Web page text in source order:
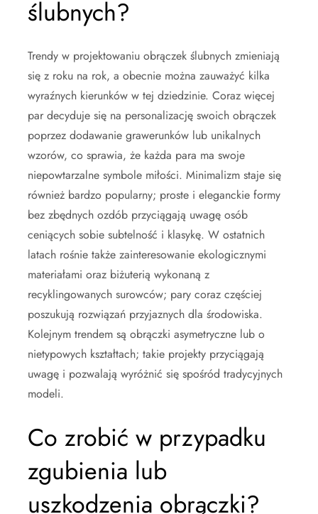
ślubnych?
Trendy w projektowaniu obrączek ślubnych zmieniają
się z roku na rok, a obecnie można zauważyć kilka
wyraźnych kierunków w tej dziedzinie. Coraz więcej
par decyduje się na personalizację swoich obrączek
poprzez dodawanie grawerunków lub unikalnych
wzorów, co sprawia, że każda para ma swoje
niepowtarzalne symbole miłości. Minimalizm staje się
również bardzo popularny; proste i eleganckie formy
bez zbędnych ozdób przyciągają uwagę osób
ceniących sobie subtelność i klasykę. W ostatnich
latach rośnie także zainteresowanie ekologicznymi
materiałami oraz biżuterią wykonaną z
recyklingowanych surowców; pary coraz częściej
poszukują rozwiązań przyjaznych dla środowiska.
Kolejnym trendem są obrączki asymetryczne lub o
nietypowych kształtach; takie projekty przyciągają
uwagę i pozwalają wyróżnić się spośród tradycyjnych
modeli.
Co zrobić w przypadku
zgubienia lub
uszkodzenia obrączki?